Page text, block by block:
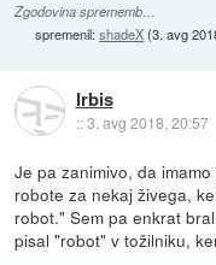
Zgodovina sprememb…
spremenil:shadeX(3. avg
Irbis
::3. avg 2018, 20:57
Je pa zanimivo, da
robote za nekaj živega,
robot." Sem pa enkrat
pisal "robot" v tožilniku,